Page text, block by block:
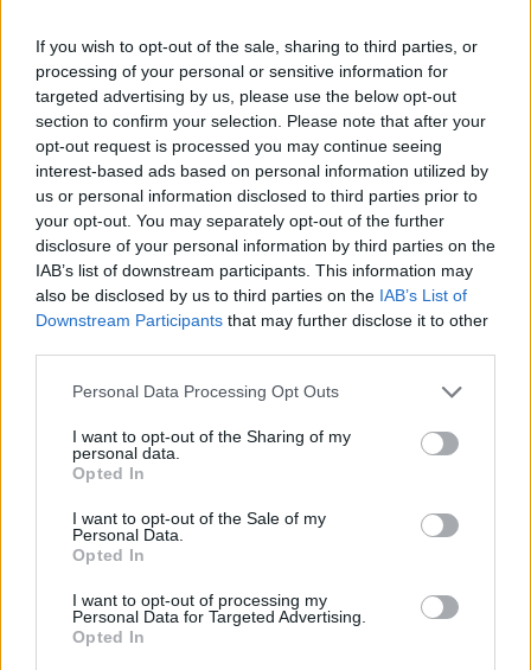
If you wish to opt-out of the sale, sharing to third parties, or
processing of your personal or sensitive information for
targeted advertising by us, please use the below opt-out
section to confirm your selection. Please note that after your
opt-out request is processed you may continue seeing
interest-based ads based on personal information utilized by
us or personal information disclosed to third parties prior to
your opt-out. You may separately opt-out of the further
disclosure of your personal information by third parties on the
IAB’s list of downstream participants. This information may
also be disclosed by us to third parties on the IAB’s List of
Downstream Participants that may further disclose it to other
Personal Data Processing Opt Outs
I want to opt-out of the Sharing of my
personal data.
Opted In
I want to opt-out of the Sale of my
Personal Data.
Opted In
I want to opt-out of processing my
Personal Data for Targeted Advertising.
Opted In
19:59
Μαρούσι: Συνελήφθη 35χρονος με 106 συσκευασίες
χασίς σε προαύλιο χώρο σχολείου
19:55
Πάτρα: Θρήνος για μωράκι μόλις 8 ημερών –
Νοσηλευόταν στη ΜΕΘ Νεογνών
19:45
Καταβλήθηκαν 33.579.900 εκατ. ευρώ για την αγορά
λιπασμάτων
Καλοκαίρι 2026: Η Ευρώπη στις φλόγες - 5 εκατ.
(Βίντεο)
ΗΠΑ: Εφετείο απαγόρευσε να συνεχιστεί η κατασκευή
της αίθουσας χορού στον Λευκό Οίκο
Χανιά: Σχεδόν 1 εκατ. ευρώ από το Ταμείο Αλληλεγγύης
του Υπουργείου Μετανάστευσης και Ασύλου για